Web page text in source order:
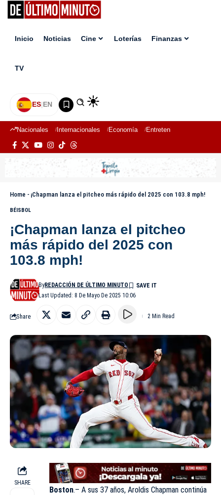
Inicio Noticias Cine Loterías Finanzas
TV
ES|EN
Nacionales Internacionales Economía Entretenimiento
Home - ¡Chapman lanza el pitcheo más rápido del 2025 con 103.8 mph!
BÉISBOL
¡Chapman lanza el pitcheo
más rápido del 2025 con
103.8 mph!
Last Updated: 8 De Mayo De 2025 10:06
ByREDACCIÓN DE ÚLTIMO MINUTO
Share 2 Min Read
SHARE
Boston.– A sus 37 años, Aroldis Chapman continúa